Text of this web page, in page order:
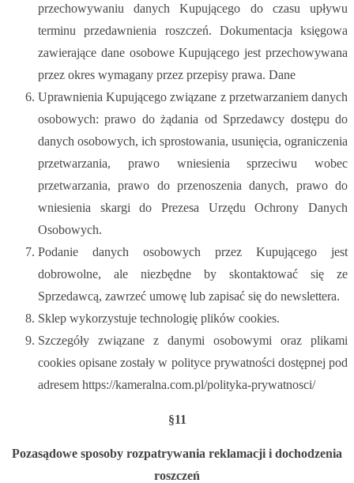
przechowywaniu danych Kupującego do czasu upływu
terminu przedawnienia roszczeń. Dokumentacja księgowa
zawierające dane osobowe Kupującego jest przechowywana
przez okres wymagany przez przepisy prawa. Dane
Uprawnienia Kupującego związane z przetwarzaniem danych
osobowych: prawo do żądania od Sprzedawcy dostępu do
danych osobowych, ich sprostowania, usunięcia, ograniczenia
przetwarzania, prawo wniesienia sprzeciwu wobec
przetwarzania, prawo do przenoszenia danych, prawo do
wniesienia skargi do Prezesa Urzędu Ochrony Danych
Osobowych.
Podanie danych osobowych przez Kupującego jest
dobrowolne, ale niezbędne by skontaktować się ze
Sprzedawcą, zawrzeć umowę lub zapisać się do newslettera.
Sklep wykorzystuje technologię plików cookies.
Szczegóły związane z danymi osobowymi oraz plikami
cookies opisane zostały w polityce prywatności dostępnej pod
adresem https://kameralna.com.pl/polityka-prywatnosci/
§11
Pozasądowe sposoby rozpatrywania reklamacji i dochodzenia
roszczeń